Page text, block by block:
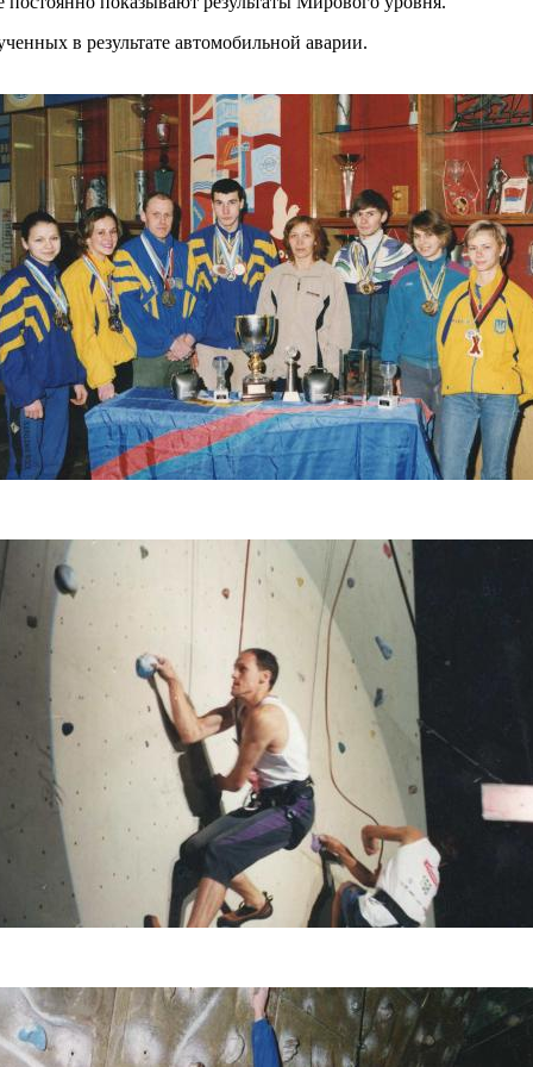
в результате автомобильной аварии.